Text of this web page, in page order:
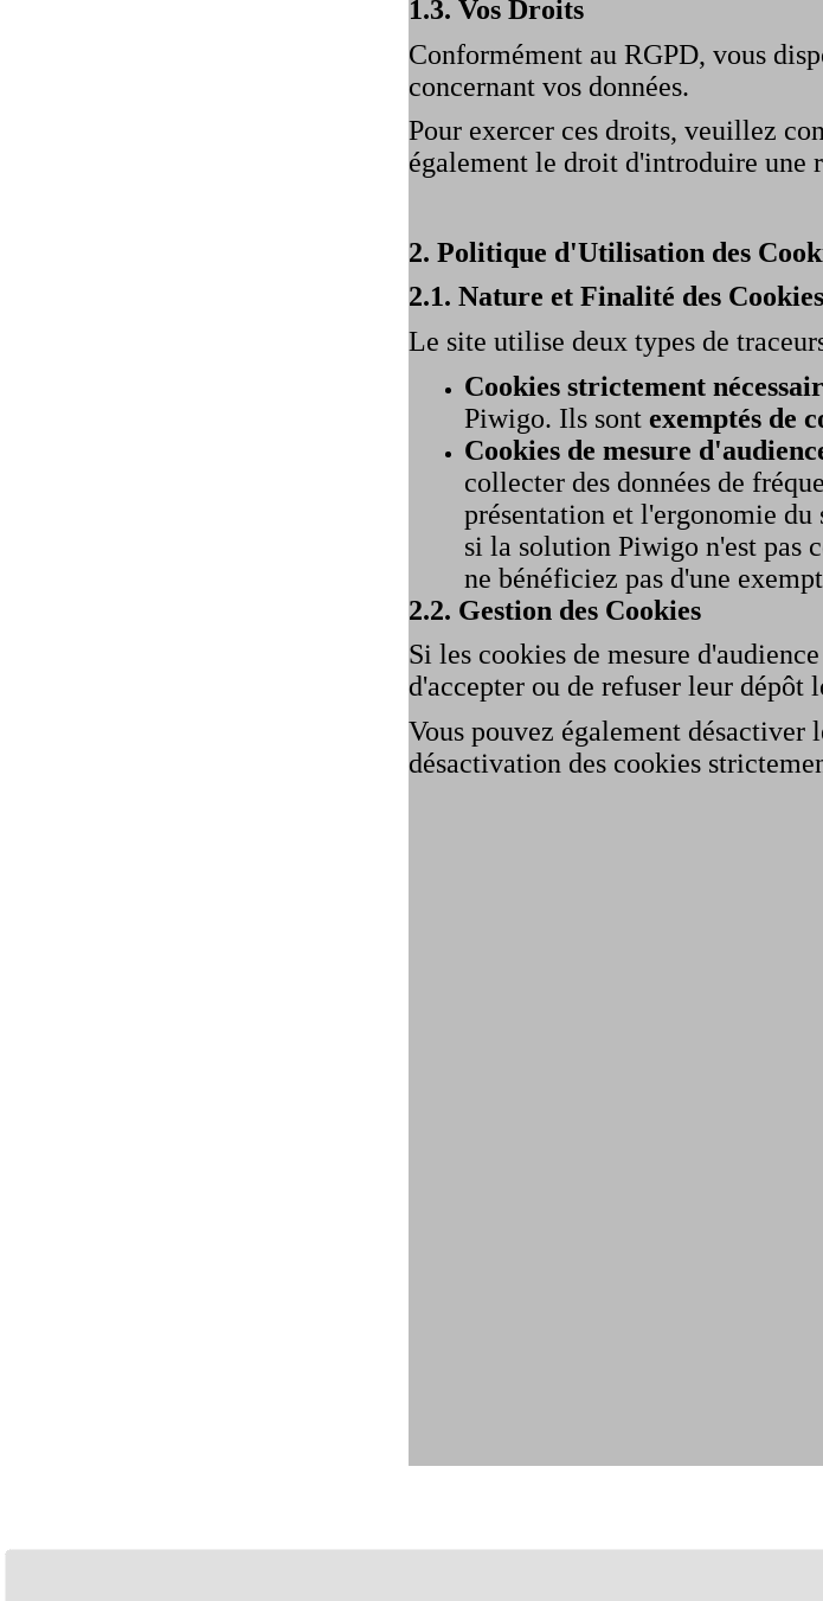
1.3. Vos Droits
Conformément au RGPD, vous
concernant vos données.
Pour exercer ces droits, veuillez
également le droit d'introduire une
2. Politique d'Utilisation des
2.1. Nature et Finalité des Cookies
Le site utilise deux types de
Cookies strictement
Piwigo. Ils sont exemptés de
Cookies de mesure
collecter des données de
présentation et l'ergonomie du
si la solution Piwigo n'est pas
ne bénéficiez pas d'une
2.2. Gestion des Cookies
Si les cookies de mesure
d'accepter ou de refuser leur dépôt
Vous pouvez également
désactivation des cookies